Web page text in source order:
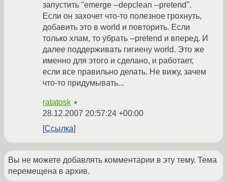
запустить "emerge --depclean --pretend".
Если он захочет что-то полезное грохнуть,
добавить это в world и повторить. Если
только хлам, то убрать --pretend и вперед. И
далее поддерживать гигиену world. Это же
именно для этого и сделано, и работает,
если все правильно делать. Не вижу, зачем
что-то придумывать...
ratatosk ★
28.12.2007 20:57:24 +00:00
Ссылка
Вы не можете добавлять комментарии в эту тему. Тема
перемещена в архив.